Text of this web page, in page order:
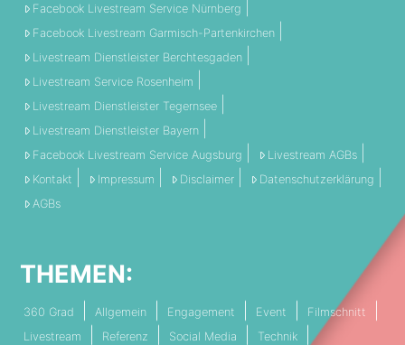
Facebook Livestream Service Nürnberg
Facebook Livestream Garmisch-Partenkirchen
Livestream Dienstleister Berchtesgaden
Livestream Service Rosenheim
Livestream Dienstleister Tegernsee
Livestream Dienstleister Bayern
Facebook Livestream Service Augsburg
Livestream AGBs
Kontakt
Impressum Disclaimer
Datenschutzerklärung
AGBs
THEMEN:
360 Grad Allgemein Engagement Event
Filmschnitt
Livestream
Referenz Social Media
Technik